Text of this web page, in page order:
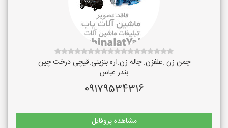
چمن زن .علفزن. چاله زن.اره بنزینی.قیچی درخت چین
بندر عباس
09179534316
مشاهده پروفایل